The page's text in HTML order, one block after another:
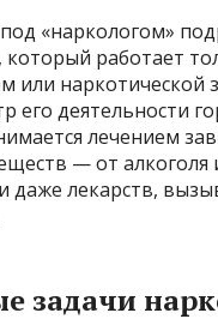
«наркологом»
который работает
или наркотической
его деятельности
лечением
— от алкоголя
даже лекарств,
задачи